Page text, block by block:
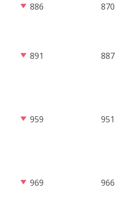
886 870
891 887
959 951
969 966